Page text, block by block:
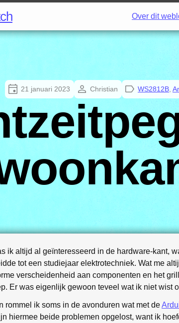
Over dit
21 januari 2023 Christian WS2812B
ik altijd al geïnteresseerd in de hardware-kant,
tot een studiejaar elektrotechniek. Wat me
verscheidenheid aan componenten en het
Er was eigenlijk gewoon teveel wat ik niet wist
rommel ik soms in de avonduren wat met de
hiermee beide problemen opgelost, want ik